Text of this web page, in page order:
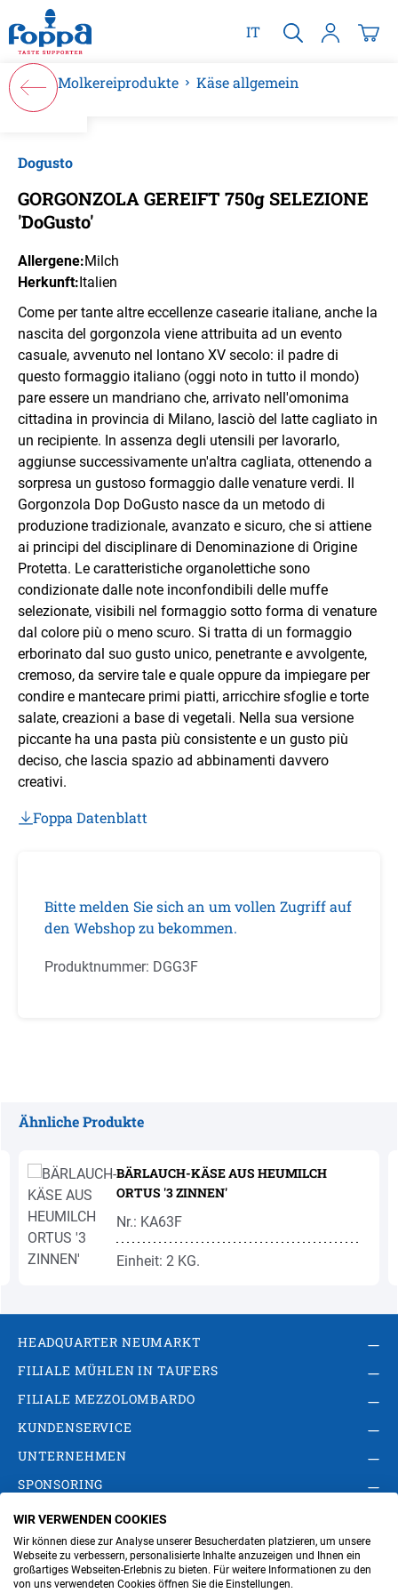
springen
IT
Molkereiprodukte Käse allgemein
Dogusto
GORGONZOLA GEREIFT 750g SELEZIONE
'DoGusto'
Allergene:Milch
Herkunft:Italien
Come per tante altre eccellenze casearie italiane, anche la
nascita del gorgonzola viene attribuita ad un evento
casuale, avvenuto nel lontano XV secolo: il padre di
questo formaggio italiano (oggi noto in tutto il mondo)
pare essere un mandriano che, arrivato nell'omonima
cittadina in provincia di Milano, lasciò del latte cagliato in
un recipiente. In assenza degli utensili per lavorarlo,
aggiunse successivamente un'altra cagliata, ottenendo a
sorpresa un gustoso formaggio dalle venature verdi. Il
Gorgonzola Dop DoGusto nasce da un metodo di
produzione tradizionale, avanzato e sicuro, che si attiene
ai principi del disciplinare di Denominazione di Origine
Protetta. Le caratteristiche organolettiche sono
condizionate dalle note inconfondibili delle muffe
selezionate, visibili nel formaggio sotto forma di venature
dal colore più o meno scuro. Si tratta di un formaggio
erborinato dal suo gusto unico, penetrante e avvolgente,
cremoso, da servire tale e quale oppure da impiegare per
condire e mantecare primi piatti, arricchire sfoglie e torte
salate, creazioni a base di vegetali. Nella sua versione
piccante ha una pasta più consistente e un gusto più
deciso, che lascia spazio ad abbinamenti davvero
creativi.
Foppa Datenblatt
Bitte melden Sie sich an um vollen Zugriff auf
den Webshop zu bekommen.
Produktnummer: DGG3F
Ähnliche Produkte
BÄRLAUCH-KÄSE AUS HEUMILCH
ORTUS '3 ZINNEN'
Nr.: KA63F
Einheit: 2 KG.
HEADQUARTER NEUMARKT
FILIALE MÜHLEN IN TAUFERS
FILIALE MEZZOLOMBARDO
KUNDENSERVICE
UNTERNEHMEN
SPONSORING
AGB Privacy Policy
Impressum
Cookie-Einstellungen ändern
Verwaltung
WIR VERWENDEN COOKIES
Wir können diese zur Analyse unserer Besucherdaten platzieren, um unsere
Webseite zu verbessern, personalisierte Inhalte anzuzeigen und Ihnen ein
großartiges Webseiten-Erlebnis zu bieten. Für weitere Informationen zu den
von uns verwendeten Cookies öffnen Sie die Einstellungen.